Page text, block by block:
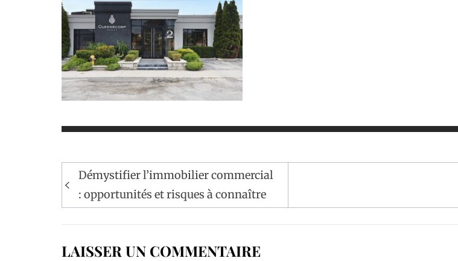
Navigation
de
l’article
Démystifier l’immobilier commercial
: opportunités et risques à connaître
LAISSER UN COMMENTAIRE